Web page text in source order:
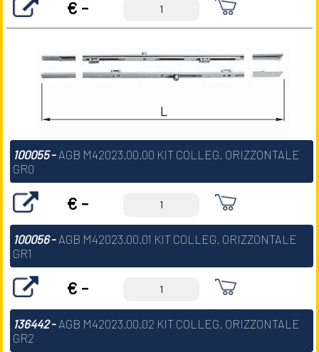
€ -
100055- AGB M42023.00.00 KIT COLLEG. ORIZZONTALE
GR0
€ -
100056- AGB M42023.00.01 KIT COLLEG. ORIZZONTALE
GR1
€ -
136442- AGB M42023.00.02 KIT COLLEG. ORIZZONTALE
GR2